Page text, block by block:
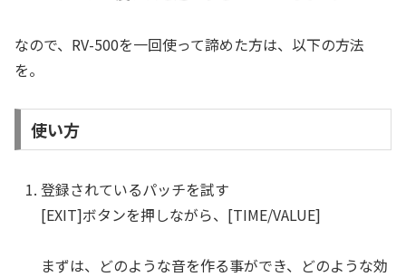
なので、RV-500を一回使って諦めた方は、以下の方法
を。
使い方
登録されているパッチを試す
[EXIT]ボタンを押しながら、[TIME/VALUE]
まずは、どのような音を作る事ができ、どのような効